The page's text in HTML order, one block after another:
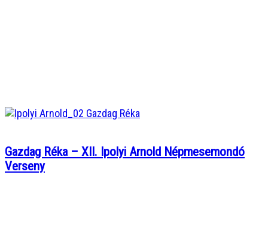
Gazdag Réka – XII. Ipolyi Arnold Népmesemondó
Verseny